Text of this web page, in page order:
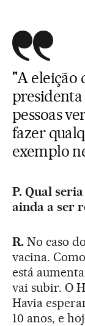
"A eleição
pessoas
fazer
exemplo
P. Qual
ainda a ser
R.No caso
vacina.
está
vai subir. O
Havia
10 anos, e